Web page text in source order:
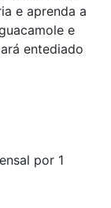
e aprenda a
e
entediado
por 1